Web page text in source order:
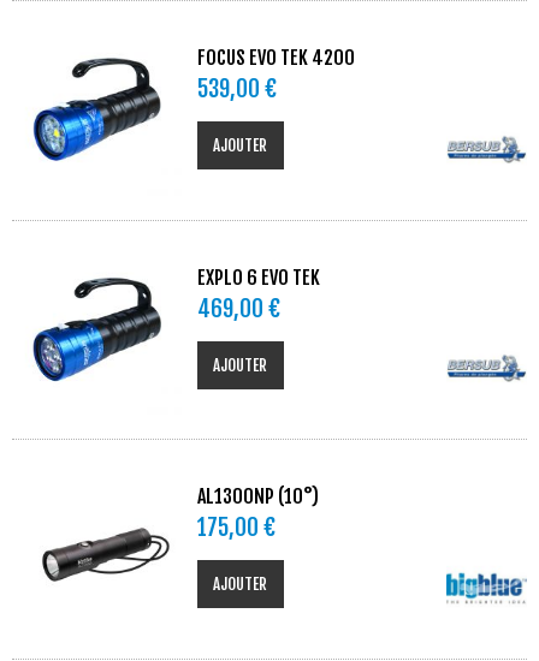
FOCUS EVO TEK 4200
539,00 €
AJOUTER
EXPLO 6 EVO TEK
469,00 €
AJOUTER
AL1300NP (10°)
175,00 €
AJOUTER